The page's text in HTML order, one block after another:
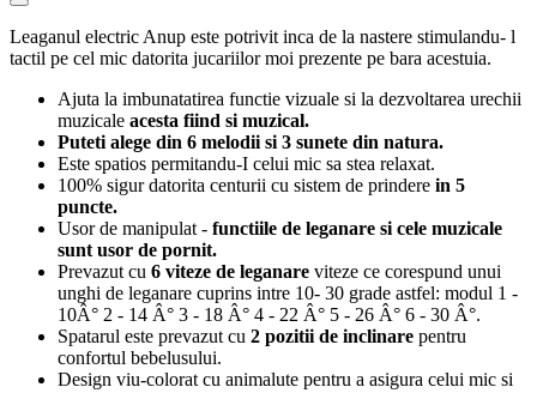
Leaganul electric Anup este potrivit inca de la nastere stimulandu- l
tactil pe cel mic datorita jucariilor moi prezente pe bara acestuia.
Ajuta la imbunatatirea functie vizuale si la dezvoltarea urechii
muzicale acesta fiind si muzical.
Puteti alege din 6 melodii si 3 sunete din natura.
Este spatios permitandu-I celui mic sa stea relaxat.
100% sigur datorita centurii cu sistem de prindere in 5
puncte.
Usor de manipulat - functiile de leganare si cele muzicale
sunt usor de pornit.
Prevazut cu 6 viteze de leganare viteze ce corespund unui
unghi de leganare cuprins intre 10- 30 grade astfel: modul 1 -
10Â° 2 - 14 Â° 3 - 18 Â° 4 - 22 Â° 5 - 26 Â° 6 - 30 Â°.
Spatarul este prevazut cu 2 pozitii de inclinare pentru
confortul bebelusului.
Design viu-colorat cu animalute pentru a asigura celui mic si